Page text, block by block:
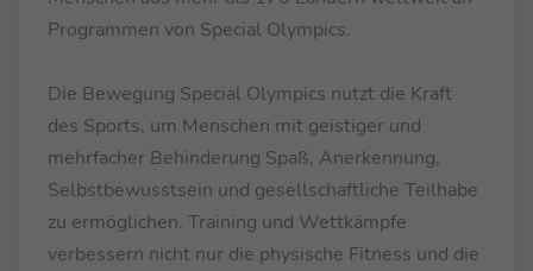
Programmen von Special Olympics.
Die Bewegung Special Olympics nutzt die Kraft
des Sports, um Menschen mit geistiger und
mehrfacher Behinderung Spaß, Anerkennung,
Selbstbewusstsein und gesellschaftliche Teilhabe
zu ermöglichen. Training und Wettkämpfe
verbessern nicht nur die physische Fitness und die